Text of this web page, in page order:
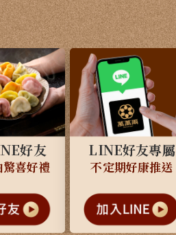
好友
喜好禮
LINE好友專屬
不定期好康推送